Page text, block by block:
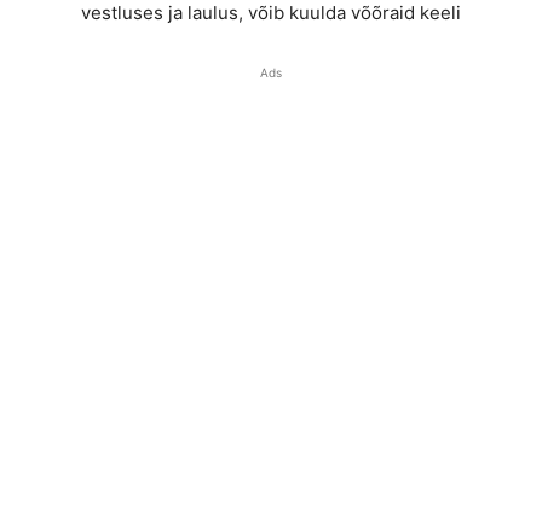
vestluses ja laulus, võib kuulda võõraid keeli
Ads